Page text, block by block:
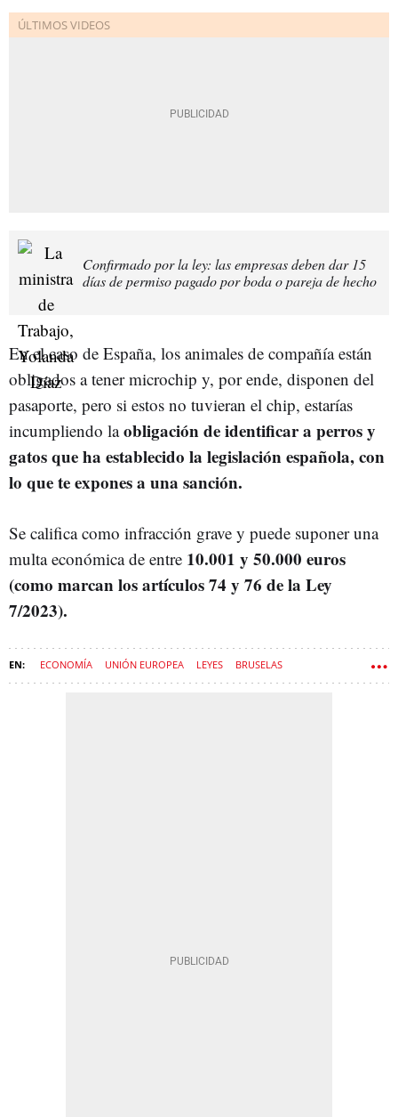
Confirmado por la ley: las empresas deben dar 15
días de permiso pagado por boda o pareja de hecho
En el caso de España, los animales de compañía están
obligados a tener microchip y, por ende, disponen del
pasaporte, pero si estos no tuvieran el chip, estarías
incumpliendo laobligación de identificar a perros y
gatos que ha establecido la legislación española, con
lo que te expones a una sanción.
Se califica como infracción grave y puede suponer una
multa económica de entre 10.001 y 50.000 euros
(como marcan los artículos 74 y 76 de la Ley
7/2023).
ECONOMÍA UNIÓN EUROPEA LEYES BRUSELAS